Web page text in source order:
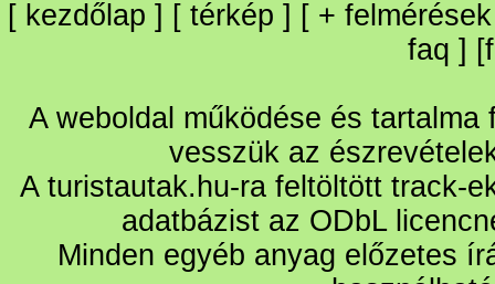
[ kezdőlap ] [ térkép ] [ + felmérések
faq ] [
A weboldal működése és
vesszük az
A turistautak.hu-ra feltöltött track-
adatbázist az ODbL
Minden egyéb anyag előzetes